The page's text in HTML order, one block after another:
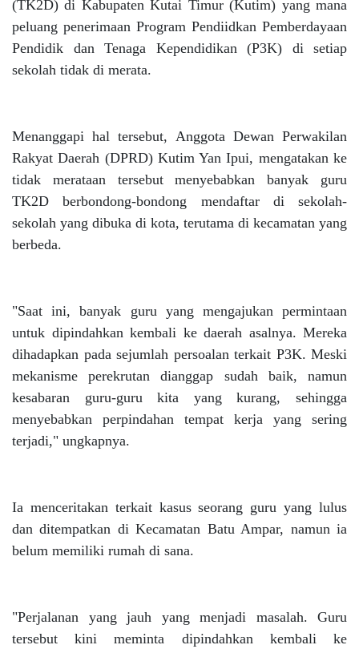
(TK2D) di Kabupaten Kutai Timur (Kutim) yang mana
peluang penerimaan Program Pendiidkan Pemberdayaan
Pendidik dan Tenaga Kependidikan (P3K) di setiap
sekolah tidak di merata.
Menanggapi hal tersebut, Anggota Dewan Perwakilan
Rakyat Daerah (DPRD) Kutim Yan Ipui, mengatakan ke
tidak merataan tersebut menyebabkan banyak guru
TK2D berbondong-bondong mendaftar di sekolah-
sekolah yang dibuka di kota, terutama di kecamatan yang
berbeda.
"Saat ini, banyak guru yang mengajukan permintaan
untuk dipindahkan kembali ke daerah asalnya. Mereka
dihadapkan pada sejumlah persoalan terkait P3K. Meski
mekanisme perekrutan dianggap sudah baik, namun
kesabaran guru-guru kita yang kurang, sehingga
menyebabkan perpindahan tempat kerja yang sering
terjadi," ungkapnya.
Ia menceritakan terkait kasus seorang guru yang lulus
dan ditempatkan di Kecamatan Batu Ampar, namun ia
belum memiliki rumah di sana.
"Perjalanan yang jauh yang menjadi masalah. Guru
tersebut kini meminta dipindahkan kembali ke